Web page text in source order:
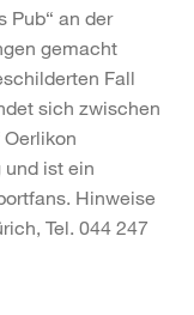
Pub“ an der
gemacht
Fall
sich zwischen
ist ein
Hinweise
Tel. 044 247